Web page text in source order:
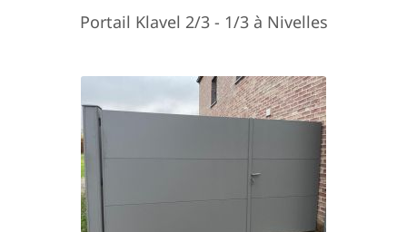
Portail Klavel 2/3 - 1/3 à Nivelles